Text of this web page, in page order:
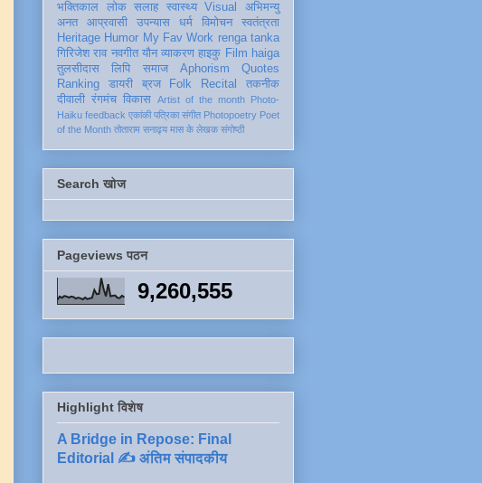
भक्तिकाल
लोक सलाह स्वास्थ्य Visual
अभिमन्यु
अनत
आप्रवासी उपन्यास धर्म विमोचन
स्वतंत्रता
Heritage Humor My Fav Work renga tanka
गिरिजेश राव नवगीत यौन व्याकरण हाइकु Film haiga
तुलसीदास
लिपि समाज Aphorism
Quotes
Ranking
डायरी ब्रज Folk Recital
तकनीक
दीवाली रंगमंच विकास Artist of the month Photo-
Haiku feedback एकांकी पत्रिका संगीत Photopoetry Poet
of the Month तोताराम सनाढ्य मास के लेखक संगोष्ठी
Search खोज
Pageviews पठन
9,260,555
Highlight विशेष
A Bridge in Repose: Final
Editorial ✍️ अंतिम संपादकीय